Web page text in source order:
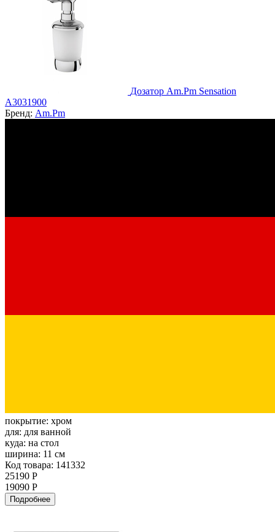
Дозатор Am.Pm Sensation
A3031900
Бренд: Am.Pm
покрытие: хром
для: для ванной
куда: на стол
ширина: 11 см
Код товара: 141332
25190 Р
19090 Р
Подробнее